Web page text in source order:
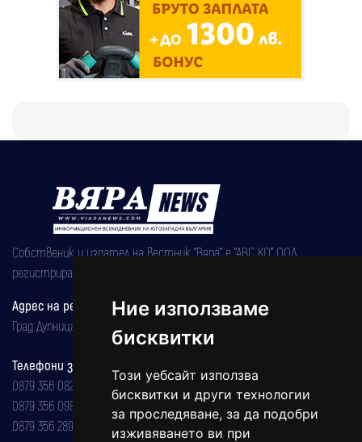
Ние използваме
бисквитки
Този уебсайт използва
бисквитки и други технологии
за проследяване, за да подобри
изживяването ви при
Собственик и издател на вестник "Вяра" е "АВС КО" ООД,
регистрирана на 08.05.2002 година.
Адрес на редакцията
Град Дупница, ул.''Христо Ботев" 43
Телефони за реклама и абонаменти
0879 356 082
0879 356 098
0879 356 289